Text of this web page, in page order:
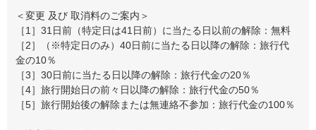
＜変更 及び 取消料のご案内＞
［1］31日前（特定日は41日前）に当たる日以前の解除：無料
［2］（※特定日のみ）40日前に当たる日以降の解除：旅行代
金の10％
［3］30日前に当たる日以降の解除：旅行代金の20％
［4］旅行開始日の前々日以降の解除：旅行代金の50％
［5］旅行開始後の解除または無連絡不参加：旅行代金の100％